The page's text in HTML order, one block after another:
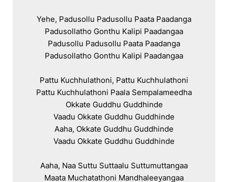
Yehe, Padusollu Padusollu Paata Paadanga
Padusollatho Gonthu Kalipi Paadangaa
Padusollu Padusollu Paata Paadanga
Padusollatho Gonthu Kalipi Paadangaa
Pattu Kuchhulathoni, Pattu Kuchhulathoni
Pattu Kuchhulathoni Paala Sempalameedha
Okkate Guddhu Guddhinde
Vaadu Okkate Guddhu Guddhinde
Aaha, Okkate Guddhu Guddhinde
Vaadu Okkate Guddhu Guddhinde
Aaha, Naa Suttu Suttaalu Suttumuttangaa
Maata Muchatathoni Mandhaleeyangaa